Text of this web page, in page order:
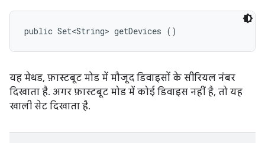
public Set<String> getDevices ()
यह मेथड, फ़ास्टबूट मोड में मौजूद डिवाइसों के सीरियल नंबर
दिखाता है. अगर फ़ास्टबूट मोड में कोई डिवाइस नहीं है, तो यह
खाली सेट दिखाता है.